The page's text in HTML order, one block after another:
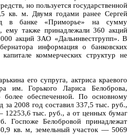
но пользуется государственной
кв. м. Двумя годами ранее Сергей
в банке «Приморье» на сумму
ему также принадлежали 360 акций
акций ЗАО «Дальинвестгрупп». В
информация о банковских
коммерческих структур не
его супруга, актриса краевого
им. Горького Лариса Белоброва,
более обеспеченной. По основному
за 2008 год составил 337,5 тыс. руб.,
12253,6 тыс. руб., а от ценных бумаг
Госпоже Белобровой принадлежат
кв. м, земельный участок — 5069